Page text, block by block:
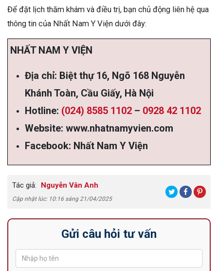
Để đặt lịch thăm khám và điều trị, bạn chủ động liên hệ qua
thông tin của Nhất Nam Y Viện dưới đây:
NHẤT NAM Y VIỆN
Địa chỉ: Biệt thự 16, Ngõ 168 Nguyễn
Khánh Toàn, Cầu Giấy, Hà Nội
Hotline: (024) 8585 1102 – 0928 42 1102
Website: www.nhatnamyvien.com
Facebook: Nhất Nam Y Viện
Tác giả: Nguyễn Vân Anh
Cập nhật lúc: 10:16 sáng 21/04/2025
Gửi câu hỏi tư vấn